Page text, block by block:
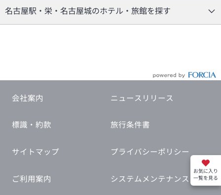
お気に入り
一覧を見る
名古屋駅・栄・名古屋城のホテル・旅館を探す
会社案内 ニュースリリース
標識・約款 旅行条件書
サイトマップ プライバシーポリシー
ご利用案内 システムメンテナンス